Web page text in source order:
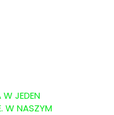
W JEDEN
W NASZYM